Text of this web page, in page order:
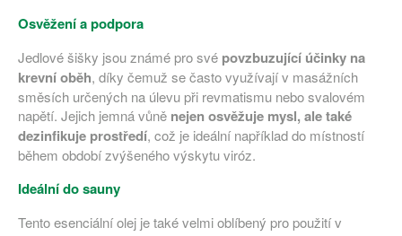
Osvěžení a podpora
Jedlové šišky jsou známé pro své povzbuzující účinky na
krevní oběh, díky čemuž se často využívají v masážních
směsích určených na úlevu při revmatismu nebo svalovém
napětí. Jejich jemná vůně nejen osvěžuje mysl, ale také
dezinfikuje prostředí, což je ideální například do místností
během období zvýšeného výskytu viróz.
Ideální do sauny
Tento esenciální olej je také velmi oblíbený pro použití v